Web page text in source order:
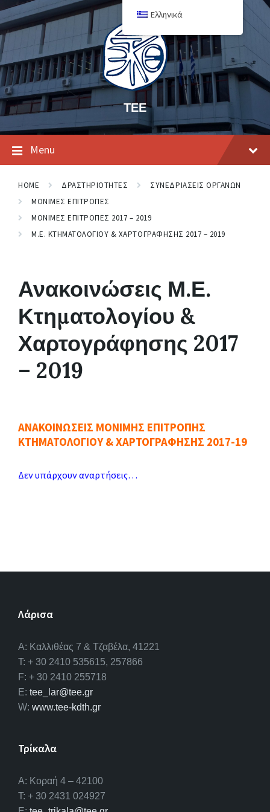
ΤΕΕ
Menu
HOME ΔΡΑΣΤΗΡΙΟΤΗΤΕΣ
ΣΥΝΕΔΡΙΑΣΕΙΣ ΟΡΓΑΝΩΝ
ΜΟΝΙΜΕΣ ΕΠΙΤΡΟΠΕΣ
ΜΟΝΙΜΕΣ ΕΠΙΤΡΟΠΕΣ 2017 – 2019
Μ.Ε. ΚΤΗΜΑΤΟΛΟΓΙΟΥ & ΧΑΡΤΟΓΡΑΦΗΣΗΣ 2017 – 2019
Ανακοινώσεις Μ.Ε.
Κτηματολογίου &
Χαρτογράφησης 2017
– 2019
ΑΝΑΚΟΙΝΩΣΕΙΣ ΜΟΝΙΜΗΣ ΕΠΙΤΡΟΠΗΣ
ΚΤΗΜΑΤΟΛΟΓΙΟΥ & ΧΑΡΤΟΓΡΑΦΗΣΗΣ 2017-19
Δεν υπάρχουν αναρτήσεις…
Λάρισα
A: Καλλιθέας 7 & Τζαβέλα, 41221
T: + 30 2410 535615, 257866
F: + 30 2410 255718
E: tee_lar@tee.gr
W: www.tee-kdth.gr
Τρίκαλα
Α: Κοραή 4 – 42100
T: + 30 2431 024927
Ελληνικά